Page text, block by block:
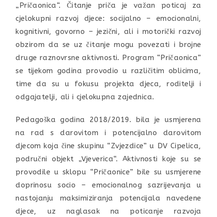
„Pričaonica“. Čitanje priča je važan poticaj za
cjelokupni razvoj djece: socijalno – emocionalni,
kognitivni, govorno – jezični, ali i motorički razvoj
obzirom da se uz čitanje mogu povezati i brojne
druge raznovrsne aktivnosti. Program “Pričaonica”
se tijekom godina provodio u različitim oblicima,
time da su u fokusu projekta djeca, roditelji i
odgajatelji, ali i cjelokupna zajednica.
Pedagoška godina 2018/2019. bila je usmjerena
na rad s darovitom i potencijalno darovitom
djecom koja čine skupinu “Zvjezdice” u DV Cipelica,
područni objekt „Vjeverica“. Aktivnosti koje su se
provodile u sklopu “Pričaonice” bile su usmjerene
doprinosu socio – emocionalnog sazrijevanja u
nastojanju maksimiziranja potencijala navedene
djece, uz naglasak na poticanje razvoja